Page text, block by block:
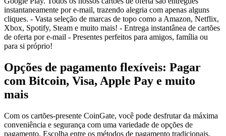
instantaneamente por e-mail, trazendo alegria com apenas alguns
cliques. - Vasta seleção de marcas de topo como a Amazon, Netflix,
Xbox, Spotify, Steam e muito mais! - Entrega instantânea de cartões
de oferta por e-mail - Presentes perfeitos para amigos, família ou
para si próprio!
Opções de pagamento flexíveis: Pagar
com Bitcoin, Visa, Apple Pay e muito
mais
Com os cartões-presente CoinGate, você pode desfrutar da máxima
conveniência e segurança com uma variedade de opções de
pagamento. Escolha entre os métodos de pagamento tradicionais,